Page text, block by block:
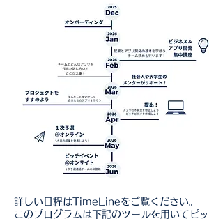
詳しい日程は TimeLineをご覧ください。
このプログラムは下記のツールを用いてピッ